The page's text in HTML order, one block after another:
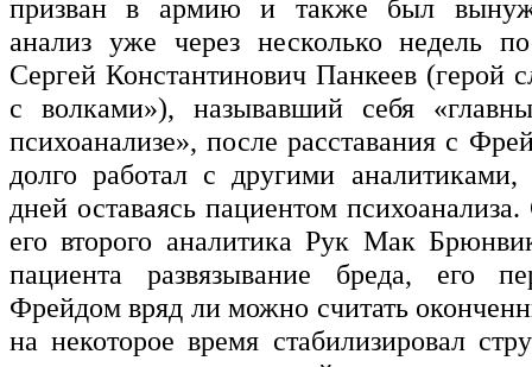
призван в армию и также был
анализ уже через несколько недель
Сергей Константинович Панкеев (герой
с волками»), называвший себя
психоанализе», после расставания с
долго работал с другими
дней оставаясь пациентом
его второго аналитика Рук Мак
пациента развязывание бреда, его
Фрейдом вряд ли можно считать
на некоторое время стабилизировал